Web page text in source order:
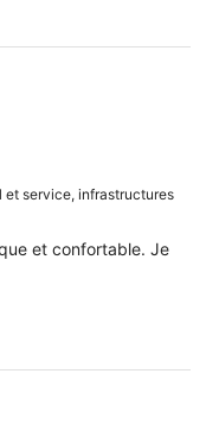
et service, infrastructures
et confortable. Je